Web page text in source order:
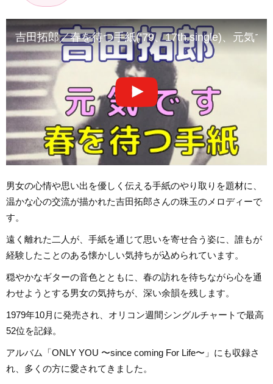
吉田拓郎／春を待つ手紙(’79、17th.single)、元気で
男女の心情や思い出を優しく伝える手紙のやり取りを題材に、
温かな心の交流が描かれた吉田拓郎さんの珠玉のメロディーで
す。
遠く離れた二人が、手紙を通じて思いを寄せ合う姿に、誰もが
経験したことのある懐かしい気持ちが込められています。
穏やかなギターの音色とともに、春の訪れを待ちながら心を通
わせようとする男女の気持ちが、深い余韻を残します。
1979年10月に発売され、オリコン週間シングルチャートで最高
52位を記録。
アルバム「ONLY YOU 〜since coming For Life〜」にも収録さ
れ、多くの方に愛されてきました。